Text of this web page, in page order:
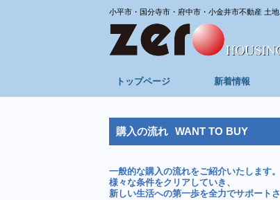
小平市・国分寺市・府中市・小金井市不動産 土
購入の流れ WANT TO BUY
一般的な購入の流れをご紹介いたします。
様々な条件をクリアしていき、
新しい生活への第一歩を全力でサポート
トップページ 新着情報